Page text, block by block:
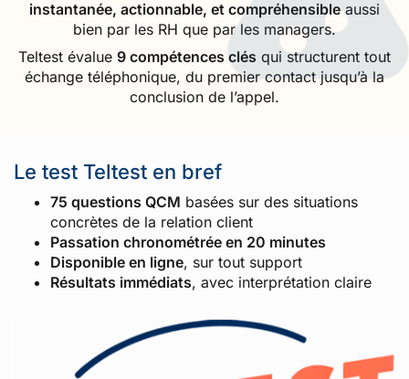
instantanée, actionnable, et compréhensibleaussi
bien par les RH que par les managers.
Teltest évalue 9 compétences clés qui structurent tout
échange téléphonique, du premier contact jusqu’à la
conclusion de l’appel.
Le test Teltest en bref
75 questions QCM basées sur des situations
concrètes de la relation client
Passation chronométrée en 20 minutes
Disponible en ligne, sur tout support
Résultats immédiats, avec interprétation claire